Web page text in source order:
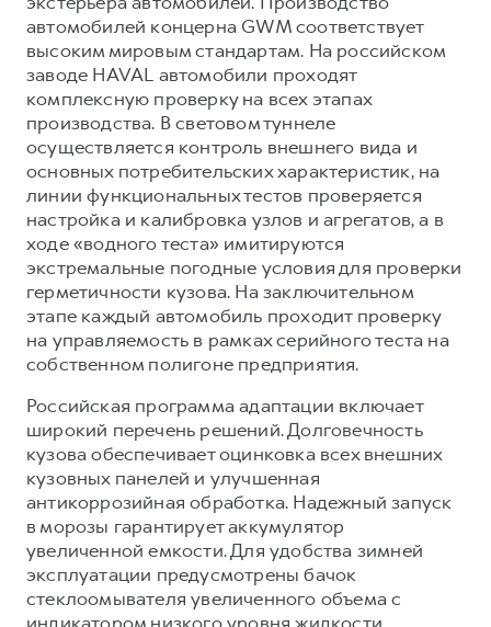
автомобилей концерна GWM соответствует
высоким мировым стандартам. На российском
заводе HAVAL автомобили проходят
комплексную проверку на всех этапах
производства. В световом туннеле
осуществляется контроль внешнего вида и
основных потребительских характеристик, на
линии функциональных тестов проверяется
настройка и калибровка узлов и агрегатов, а в
ходе «водного теста» имитируются
экстремальные погодные условия для проверки
герметичности кузова. На заключительном
этапе каждый автомобиль проходит проверку
на управляемость в рамках серийного теста на
собственном полигоне предприятия.
Российская программа адаптации включает
широкий перечень решений. Долговечность
кузова обеспечивает оцинковка всех внешних
кузовных панелей и улучшенная
антикоррозийная обработка. Надежный запуск
в морозы гарантирует аккумулятор
увеличенной емкости. Для удобства зимней
эксплуатации предусмотрены бачок
стеклоомывателя увеличенного объема с